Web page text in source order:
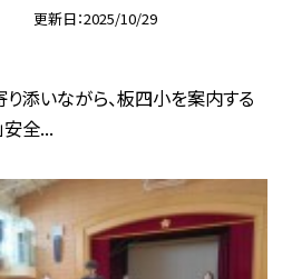
更新日 2025/10/29
添いながら、板四小を案内する
安全...